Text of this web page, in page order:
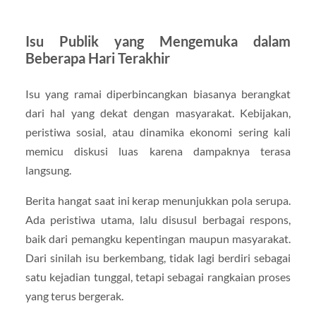
Isu Publik yang Mengemuka dalam
Beberapa Hari Terakhir
Isu yang ramai diperbincangkan biasanya berangkat
dari hal yang dekat dengan masyarakat. Kebijakan,
peristiwa sosial, atau dinamika ekonomi sering kali
memicu diskusi luas karena dampaknya terasa
langsung.
Berita hangat saat ini kerap menunjukkan pola serupa.
Ada peristiwa utama, lalu disusul berbagai respons,
baik dari pemangku kepentingan maupun masyarakat.
Dari sinilah isu berkembang, tidak lagi berdiri sebagai
satu kejadian tunggal, tetapi sebagai rangkaian proses
yang terus bergerak.